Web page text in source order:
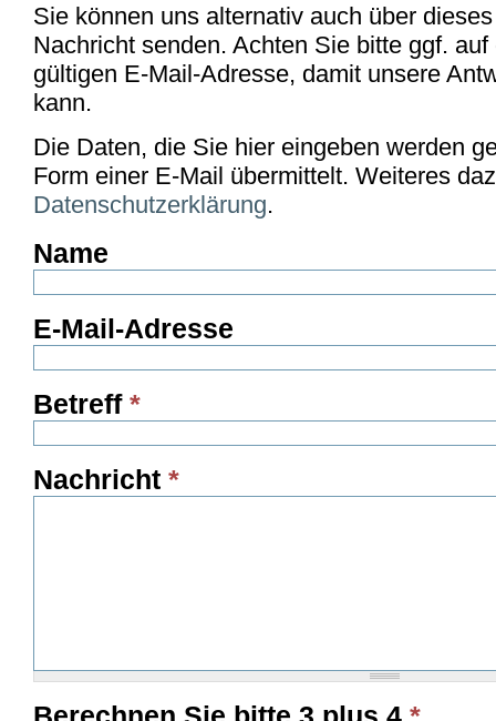
Sie können uns alternativ auch über
Nachricht senden. Achten Sie bitte ggf.
gültigen E-Mail-Adresse, damit unsere
kann.
Die Daten, die Sie hier eingeben werden
Form einer E-Mail übermittelt. Weiteres
Datenschutzerklärung.
Name
E-Mail-Adresse
Betreff *
Nachricht *